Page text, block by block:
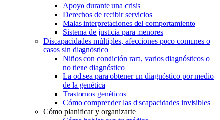
Apoyo durante una crisis
Derechos de recibir servicios
Malas interpretaciones del comportamiento
Sistema de justicia para menores
Discapacidades múltiples, afecciones poco comunes o
casos sin diagnóstico
Niños con condición rara, varios diagnósticos o
no tiene diagnóstico
La odisea para obtener un diagnóstico por medio
de la genética
Trastornos genéticos
Cómo comprender las discapacidades invisibles
Cómo planificar y organizarte